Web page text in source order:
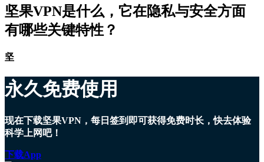
坚果VPN是什么，它在隐私与安全方面
有哪些关键特性？
坚
永久免费使用
现在下载坚果VPN，每日签到即可获得免费时长，快去体验
科学上网吧！
下载App